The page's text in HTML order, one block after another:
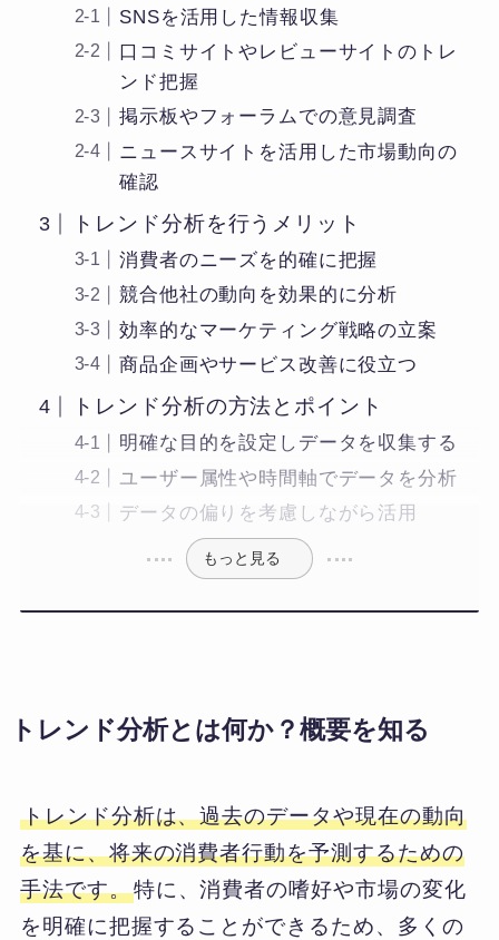
SNSを活用した情報収集
口コミサイトやレビューサイトのトレ
ンド把握
掲示板やフォーラムでの意見調査
ニュースサイトを活用した市場動向の
確認
トレンド分析を行うメリット
消費者のニーズを的確に把握
競合他社の動向を効果的に分析
効率的なマーケティング戦略の立案
商品企画やサービス改善に役立つ
トレンド分析の方法とポイント
明確な目的を設定しデータを収集する
ユーザー属性や時間軸でデータを分析
データの偏りを考慮しながら活用
もっと見る
トレンド分析とは何か？概要を知る
トレンド分析は、過去のデータや現在の動向
を基に、将来の消費者行動を予測するための
手法です。特に、消費者の嗜好や市場の変化
を明確に把握することができるため、多くの